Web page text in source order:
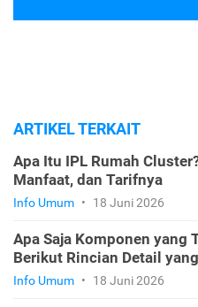
ARTIKEL TERKAIT
Apa Itu IPL Rumah
Manfaat, dan Tarifnya
Info Umum • 18 Juni 2026
Apa Saja Komponen yang
Berikut Rincian Detail
Info Umum • 18 Juni 2026